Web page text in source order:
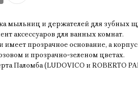
мыльниц и держателей для зубных
аксессуаров для ванных комнат.
прозрачное основание, а
и прозрачно-зеленом цветах.
Паломба (LUDOVICO и ROBERTO